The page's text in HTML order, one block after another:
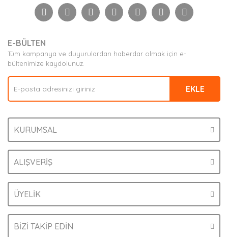
Yorum Yaz
Görüş ve önerileriniz için teşekkür ederiz.
Ürün açıklamasında eksik bilgiler bulunuyor.
Ürün bilgilerinde hatalar bulunuyor.
Ürün fiyatı diğer sitelerden daha pahalı.
Bu ürüne benzer farklı alternatifler olmalı.
E-BÜLTEN
Tüm kampanya ve duyurulardan haberdar olmak için e-
bültenimize kaydolunuz.
EKLE
KURUMSAL
ALIŞVERİŞ
ÜYELİK
BİZİ TAKİP EDİN